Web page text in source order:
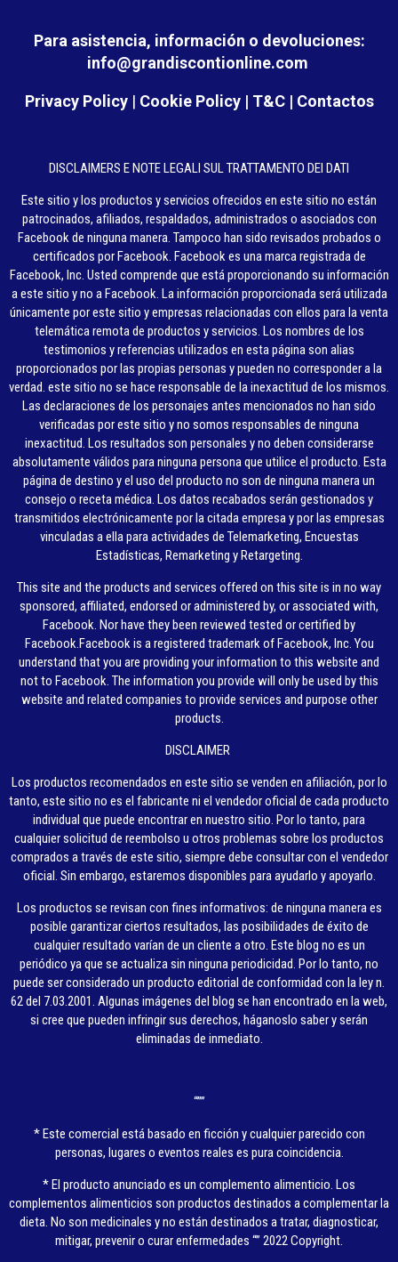
Para asistencia, información o devoluciones:
info@grandiscontionline.com
Privacy Policy| Cookie Policy| T&C| Contactos
DISCLAIMERS E NOTE LEGALI SUL TRATTAMENTO DEI DATI
Este sitio y los productos y servicios ofrecidos en este sitio no están
patrocinados, afiliados, respaldados, administrados o asociados con
Facebook de ninguna manera. Tampoco han sido revisados ​​probados o
certificados por Facebook. Facebook es una marca registrada de
Facebook, Inc. Usted comprende que está proporcionando su información
a este sitio y no a Facebook. La información proporcionada será utilizada
únicamente por este sitio y empresas relacionadas con ellos para la venta
telemática remota de productos y servicios. Los nombres de los
testimonios y referencias utilizados en esta página son alias
proporcionados por las propias personas y pueden no corresponder a la
verdad. este sitio no se hace responsable de la inexactitud de los mismos.
Las declaraciones de los personajes antes mencionados no han sido
verificadas por este sitio y no somos responsables de ninguna
inexactitud. Los resultados son personales y no deben considerarse
absolutamente válidos para ninguna persona que utilice el producto. Esta
página de destino y el uso del producto no son de ninguna manera un
consejo o receta médica. Los datos recabados serán gestionados y
transmitidos electrónicamente por la citada empresa y por las empresas
vinculadas a ella para actividades de Telemarketing, Encuestas
Estadísticas, Remarketing y Retargeting.
This site and the products and services offered on this site is in no way
sponsored, affiliated, endorsed or administered by, or associated with,
Facebook. Nor have they been reviewed tested or certified by
Facebook.Facebook is a registered trademark of Facebook, Inc. You
understand that you are providing your information to this website and
not to Facebook. The information you provide will only be used by this
website and related companies to provide services and purpose other
products.
DISCLAIMER
Los productos recomendados en este sitio se venden en afiliación, por lo
tanto, este sitio no es el fabricante ni el vendedor oficial de cada producto
individual que puede encontrar en nuestro sitio. Por lo tanto, para
cualquier solicitud de reembolso u otros problemas sobre los productos
comprados a través de este sitio, siempre debe consultar con el vendedor
oficial. Sin embargo, estaremos disponibles para ayudarlo y apoyarlo.
Los productos se revisan con fines informativos: de ninguna manera es
posible garantizar ciertos resultados, las posibilidades de éxito de
cualquier resultado varían de un cliente a otro. Este blog no es un
periódico ya que se actualiza sin ninguna periodicidad. Por lo tanto, no
puede ser considerado un producto editorial de conformidad con la ley n.
62 del 7.03.2001. Algunas imágenes del blog se han encontrado en la web,
si cree que pueden infringir sus derechos, háganoslo saber y serán
eliminadas de inmediato.
“””
* Este comercial está basado en ficción y cualquier parecido con
personas, lugares o eventos reales es pura coincidencia.
* El producto anunciado es un complemento alimenticio. Los
complementos alimenticios son productos destinados a complementar la
dieta. No son medicinales y no están destinados a tratar, diagnosticar,
mitigar, prevenir o curar enfermedades “” 2022 Copyright.